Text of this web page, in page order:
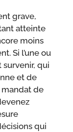
grave,
atteinte
moins
Si l’une ou
survenir, qui
et de
mandat de
qui